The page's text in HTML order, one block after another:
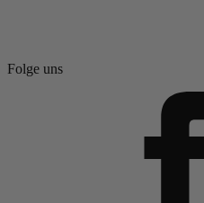
Folge uns